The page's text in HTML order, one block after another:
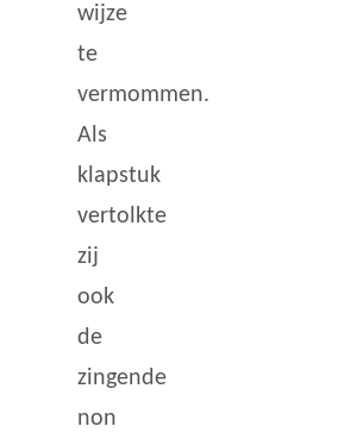
wijze
te
vermommen.
Als
klapstuk
vertolkte
zij
ook
de
zingende
non